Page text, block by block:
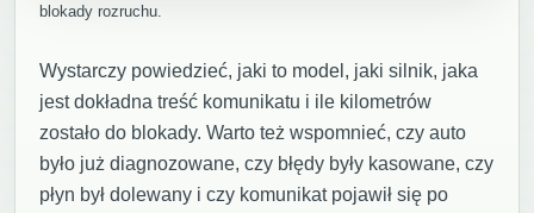
blokady rozruchu.
Wystarczy powiedzieć, jaki to model, jaki silnik, jaka
jest dokładna treść komunikatu i ile kilometrów
zostało do blokady. Warto też wspomnieć, czy auto
było już diagnozowane, czy błędy były kasowane, czy
płyn był dolewany i czy komunikat pojawił się po